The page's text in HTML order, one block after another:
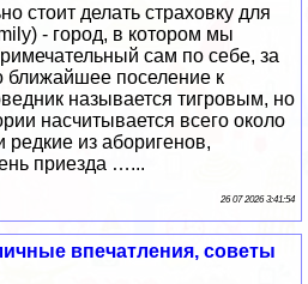
стоит делать страховку для
- город, в котором мы
сам по себе, за
ближайшее поселение к
называется тигровым, но
насчитывается всего около
редкие из аборигенов,
приезда …...
26 07 2026 3:41:54
впечатления, советы